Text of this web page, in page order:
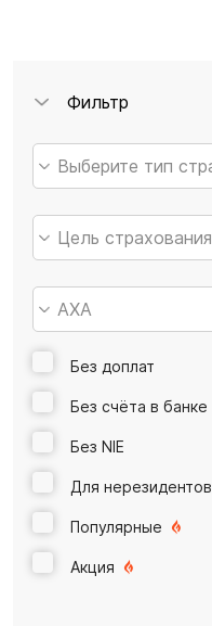
Фильтр
Без доплат
Без счёта в банке
Без NIE
Для нерезидентов
Популярные
Акция